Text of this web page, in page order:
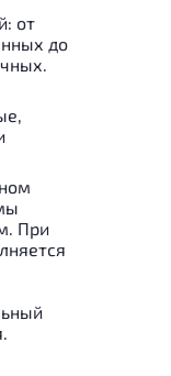
от
до
При